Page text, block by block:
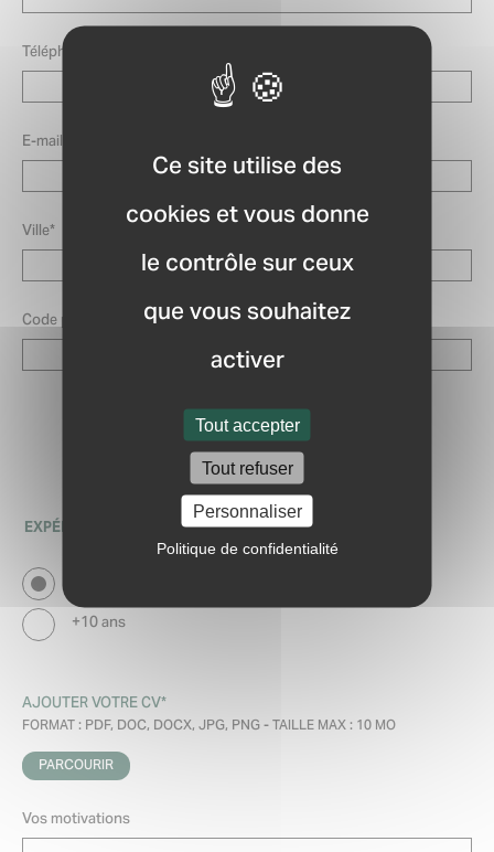
Ce site utilise des
cookies et vous donne
le contrôle sur ceux
que vous souhaitez
activer
Tout accepter
Tout refuser
Personnaliser
Politique de confidentialité
Téléphone*
E-mail*
Ville*
Code postal*
Permis de conduire
EXPÉRIENCE PROFESSIONELLE*
+10 ans
AJOUTER VOTRE CV*
FORMAT : PDF, DOC, DOCX, JPG, PNG - TAILLE MAX : 10 MO
PARCOURIR
Vos motivations